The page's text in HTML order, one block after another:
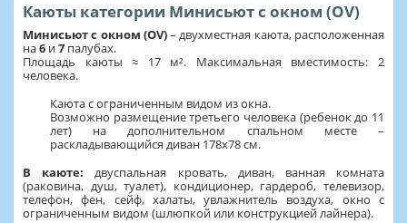
Каюты категории Минисьют с окном (OV)
Минисьют с окном (OV)– двухместная каюта, расположенная
на6 и7 палубах.
Площадь каюты ≈ 17 м². Максимальная вместимость: 2
человека.
Каюта с ограниченным видом из окна.
Возможно размещение третьего человека (ребенок до 11
лет) на дополнительном спальном месте –
раскладывающийся диван 178х78 см.
В каюте: двуспальная кровать, диван, ванная комната
(раковина, душ, туалет), кондиционер, гардероб, телевизор,
телефон, фен, сейф, халаты, увлажнитель воздуха, окно с
ограниченным видом (шлюпкой или конструкцией лайнера).